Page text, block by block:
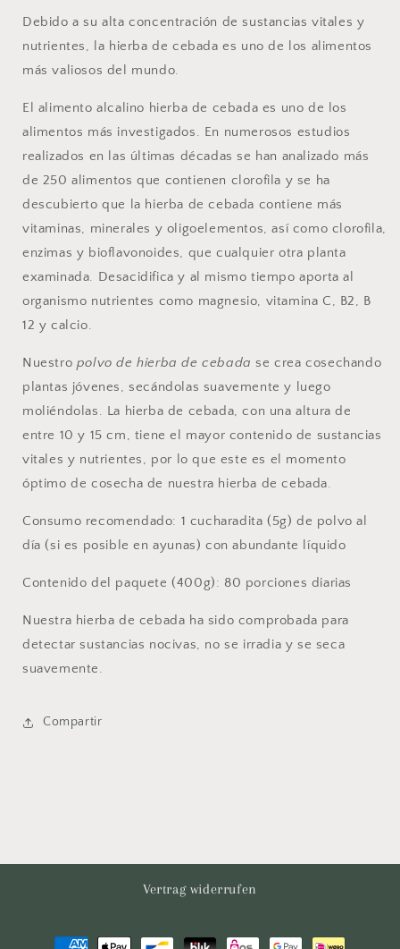
Debido a su alta concentración de sustancias vitales y
nutrientes, la hierba de cebada es uno de los alimentos
más valiosos del mundo.
El alimento alcalino hierba de cebada es uno de los
alimentos más investigados. En numerosos estudios
realizados en las últimas décadas se han analizado más
de 250 alimentos que contienen clorofila y se ha
descubierto que la hierba de cebada contiene más
vitaminas, minerales y oligoelementos, así como clorofila,
enzimas y bioflavonoides, que cualquier otra planta
examinada. Desacidifica y al mismo tiempo aporta al
organismo nutrientes como magnesio, vitamina C, B2, B
12 y calcio.
Nuestro polvo de hierba de cebada se crea cosechando
plantas jóvenes, secándolas suavemente y luego
moliéndolas. La hierba de cebada, con una altura de
entre 10 y 15 cm, tiene el mayor contenido de sustancias
vitales y nutrientes, por lo que este es el momento
óptimo de cosecha de nuestra hierba de cebada.
Consumo recomendado: 1 cucharadita (5g) de polvo al
día (si es posible en ayunas) con abundante líquido
Contenido del paquete (400g): 80 porciones diarias
Nuestra hierba de cebada ha sido comprobada para
detectar sustancias nocivas, no se irradia y se seca
suavemente.
Compartir
Vertrag widerrufen
Formas